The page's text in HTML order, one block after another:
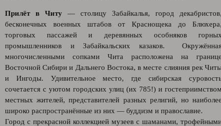
Прилёт в Читу — столицу Забайкалья, город
бесконечных военных штабов от Краснощека до
торговых пассажей и деревянных особняков
промышленников и Забайкальских казаков.
многочисленными сопками Чита расположена на
Восточной Сибири и Дальнего Востока, в месте слияния рек
и Ингоды. Удивительное место, где сибирская
сочетается с уютом городских улиц (их 785!) и
местных жителей, представителей разных религий, но
широко распространённые из них — буддизм и православие.
Город с прекрасной коллекцией музеев с шаманами,